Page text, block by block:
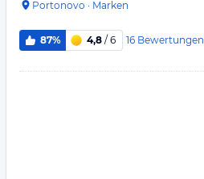
Portonovo · Marken
87% 4,8 / 6 16 Bewertungen